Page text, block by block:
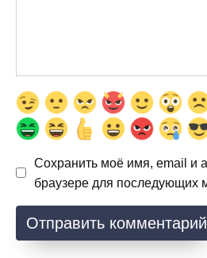
Сохранить моё имя, email и
браузере для последующих